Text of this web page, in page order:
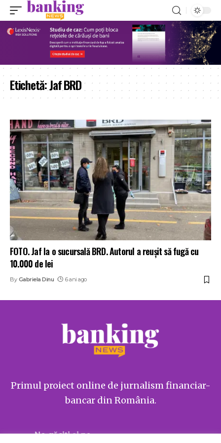
Etichetă:Jaf BRD
FOTO. Jaf la o sucursală BRD. Autorul a reușit să fugă cu
10.000 de lei
By Gabriela Dinu 6 ani ago
Primul proiect online de jurnalism financiar-
bancar din România.
Ne găsiți și pe